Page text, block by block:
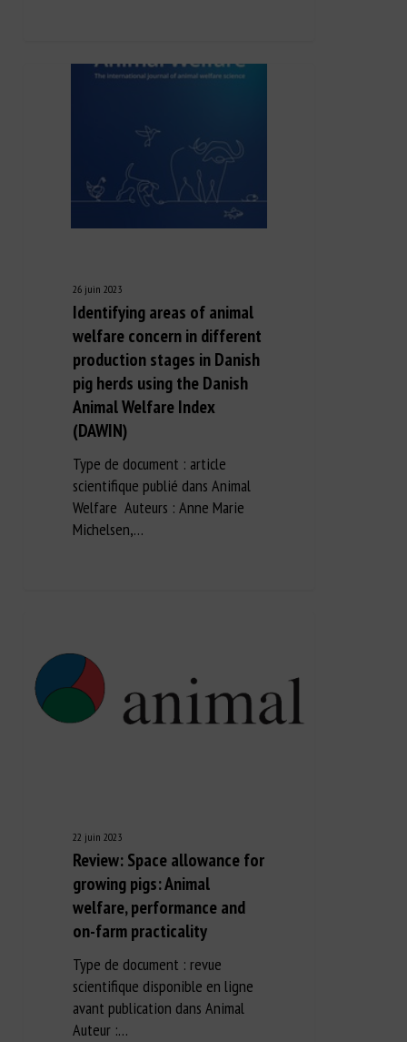
26 juin 2023
Identifying areas of animal
welfare concern in different
production stages in Danish
pig herds using the Danish
Animal Welfare Index
(DAWIN)
Type de document : article
scientifique publié dans Animal
Welfare Auteurs : Anne Marie
Michelsen,…
22 juin 2023
Review: Space allowance for
growing pigs: Animal
welfare, performance and
on-farm practicality
Type de document : revue
scientifique disponible en ligne
avant publication dans Animal
Auteur :…